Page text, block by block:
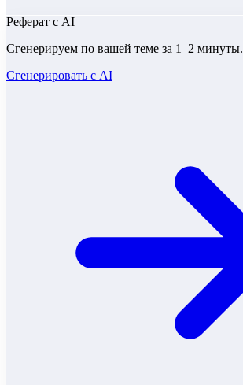
Реферат с AI
Сгенерируем по вашей теме за 1–2 минуты.
Сгенерировать с AI